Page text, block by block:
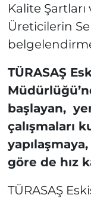
Kalite
Üreticilerin
TÜRASAŞ
başlayan,
çalışmaları
göre de hız
TÜRASAŞ